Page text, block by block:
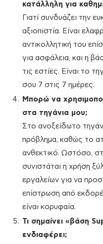
κατάλληλη για
Γιατί συνδυάζει την
αξιοπιστία. Είναι
αντικολλητική του
για ασφάλεια, και η
τις εστίες. Είναι το
σου 7 στις 7 ημέρες.
Μπορώ να
στα τηγάνια μου;
Στο ανοξείδωτο
πρόβλημα, καθώς το
ανθεκτικό. Ωστόσο,
συνιστάται η χρήση
εργαλείων για να
επίστρωση από
είναι κορυφαία.
Τι σημαίνει «βάση
ενδιαφέρει;